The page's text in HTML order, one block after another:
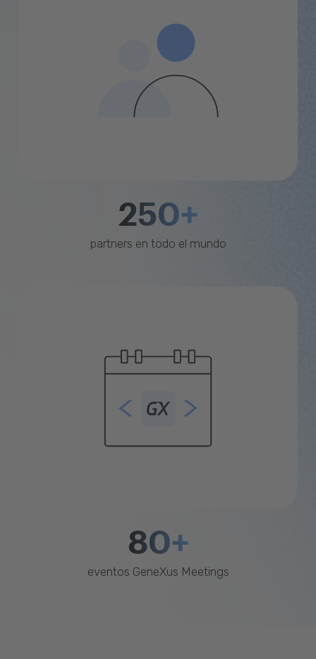
250+
partners en todo el mundo
80+
eventos GeneXus Meetings